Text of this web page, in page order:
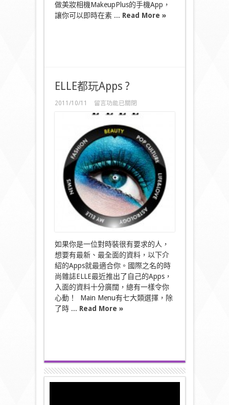
做美妝相機MakeupPlus的手機App，
讓你可以即時在素 ... Read More »
ELLE都玩Apps ?
2011/10/11
在
〈ELLE
玩
Apps
?〉
中
留言功能已關閉
如果你是一位對時裝很有要求的人，
想要有最新、最全面的資料，以下介
紹的Apps就最適合你。國際之名的時
尚雜誌ELLE最近推出了自己的Apps，
入面的資料十分廣闊，總有一樣令你
心動！ Main Menu有七大類選擇，除
了時 ... Read More »